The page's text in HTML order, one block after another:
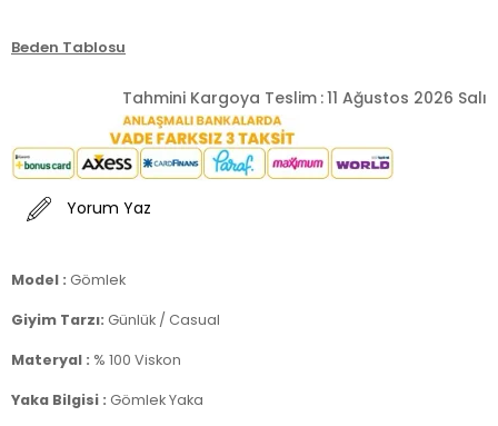
Beden Tablosu
Tahmini Kargoya Teslim :11 Ağustos 2026 Salı
Yorum Yaz
Model : Gömlek
Giyim Tarzı: Günlük / Casual
Materyal : % 100 Viskon
Yaka Bilgisi : Gömlek Yaka